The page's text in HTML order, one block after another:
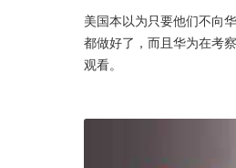
美国本以为只要他们不向
都做好了，而且华为在考
观看。